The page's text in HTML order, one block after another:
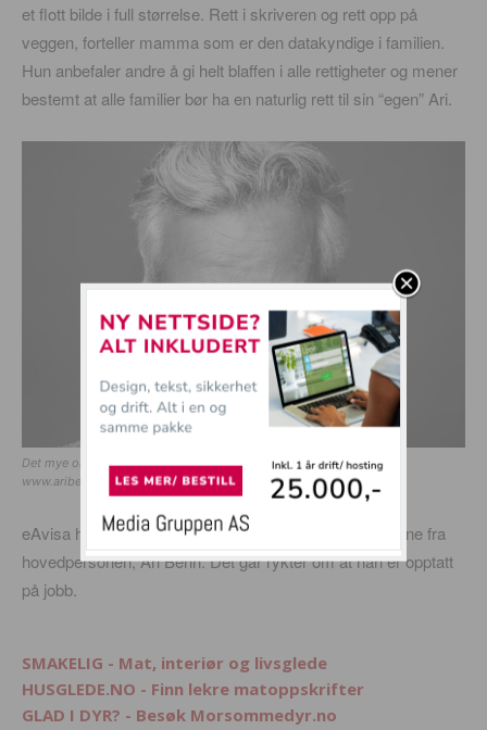
et flott bilde i full størrelse. Rett i skriveren og rett opp på
veggen, forteller mamma som er den datakyndige i familien.
Hun anbefaler andre å gi helt blaffen i alle rettigheter og mener
bestemt at alle familier bør ha en naturlig rett til sin “egen” Ari.
Det mye omdiskuterte Ari-bildet klippet til breddeformat. (Lånt fra:
www.aribehn.com)
eAvisa har ikke lykkes å få en kommentar til påstandene fra
hovedpersonen, Ari Behn. Det går rykter om at han er opptatt
på jobb.
SMAKELIG - Mat, interiør og livsglede
HUSGLEDE.NO - Finn lekre matoppskrifter
GLAD I DYR? - Besøk Morsommedyr.no